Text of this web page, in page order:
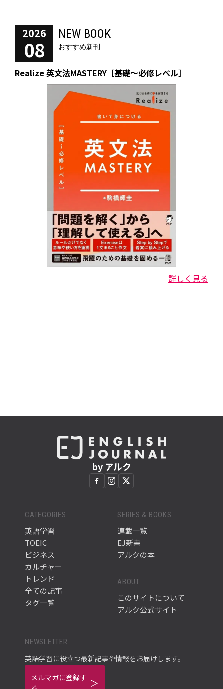
2026
08
NEW BOOK
おすすめ新刊
Realize 英文法MASTERY［基礎～必修レベル］
詳しく見る
by アルク
CATEGORIES
英語学習
TOEIC
ビジネス
カルチャー
トレンド
全ての記事
タグ一覧
SERIES & BOOKS
連載一覧
EJ新書
アルクの本
ABOUT
このサイトについて
アルク公式サイト
NEWSLETTER
英語学習に役立つ最新記事や情報をお届けします。
メルマガに登録す